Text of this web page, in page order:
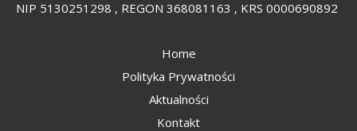
NIP 5130251298 , REGON 368081163 , KRS 0000690892
Home
Polityka Prywatności
Aktualności
Kontakt